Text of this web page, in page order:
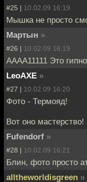
#25 | 10.02.09 16:19
Мышка не просто
Мартын »
#26 | 10.02.09 16:19
АААА11111 Это
LeoAXE »
#27 | 10.02.09 16:20
Фото - Термояд!
Вот оно мастерство!
Fufendorf »
#28 | 10.02.09 16:21
Блин, фото просто
alltheworldisgreen »